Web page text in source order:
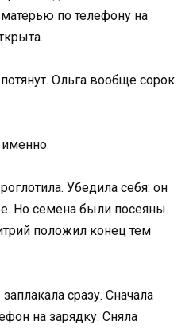
по телефону на
Ольга вообще сорок
Убедила себя: он
Но семена были посеяны.
положил конец тем
сразу. Сначала
на зарядку. Сняла